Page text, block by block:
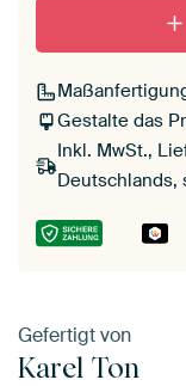
Gestalte das
Inkl. MwSt.,
Deutschlands,
Gefertigt von
Karel Ton